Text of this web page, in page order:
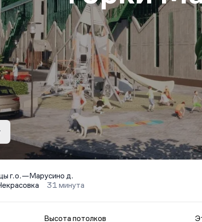
г.о.—Марусино д.
31 минута
Высота потолков